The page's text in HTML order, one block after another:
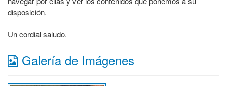
disposición.
Un cordial saludo.
Galería de Imágenes